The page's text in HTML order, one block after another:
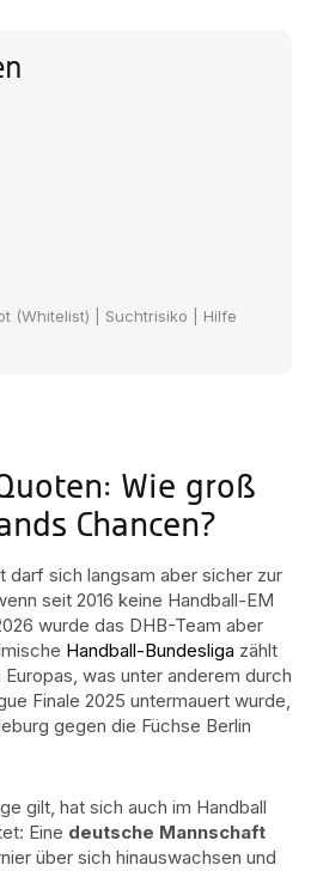
(Whitelist) | Suchtrisiko | Hilfe
Wie groß
Chancen?
darf sich langsam aber sicher zur
seit 2016 keine Handball-EM
wurde das DHB-Team aber
Handball-Bundesliga zählt
was unter anderem durch
Finale 2025 untermauert wurde,
gegen die Füchse Berlin
gilt, hat sich auch im Handball
Eine deutsche Mannschaft
über sich hinauswachsen und